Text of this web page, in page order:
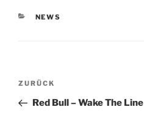
KATEGORIEN
NEWS
Beitragsnavigation
Vorheriger
Beitrag
ZURÜCK
Red Bull – Wake The Line